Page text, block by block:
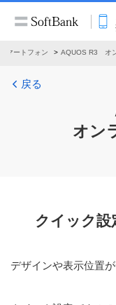
スマートフォン AQUOS R3 オ
戻る
オン
クイック設
デザインや表示位置